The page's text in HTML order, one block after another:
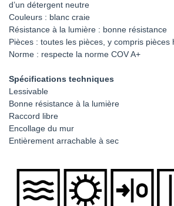
d’un détergent neutre
Couleurs : blanc craie
Résistance à la lumière : bonne résistance
Pièces : toutes les pièces, y compris pièces
Norme : respecte la norme COV A+
Spécifications techniques
Lessivable
Bonne résistance à la lumière
Raccord libre
Encollage du mur
Entièrement arrachable à sec